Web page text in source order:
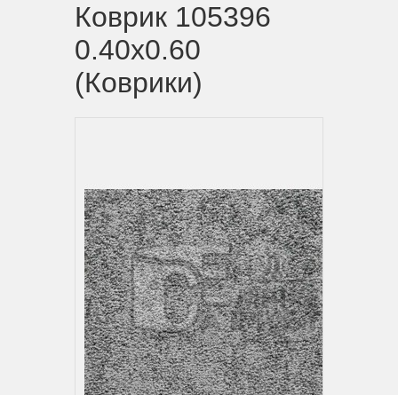
Коврик 105396
0.40x0.60
(Коврики)